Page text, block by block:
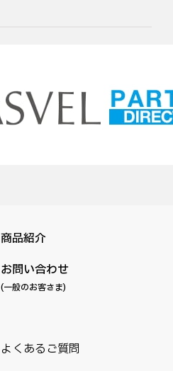
商品紹介
お問い合わせ
(一般のお客さま)
よくあるご質問